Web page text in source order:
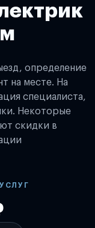
определение
на месте. На
специалиста,
Некоторые
скидки в